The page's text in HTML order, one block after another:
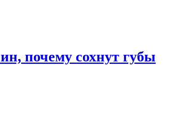
почему сохнут губы